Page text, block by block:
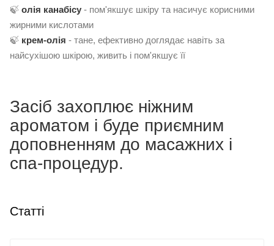
🍃 олія канабісу - пом'якшує шкіру та насичує корисними
жирними кислотами
🍃 крем-олія - тане, ефективно доглядає навіть за
найсухішою шкірою, живить і пом'якшує її
Засіб захоплює ніжним
ароматом і буде приємним
доповненням до масажних і
спа-процедур.
Статті